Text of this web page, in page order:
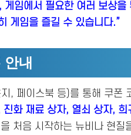
게임에서 필요한 여러 보상
게임을 즐길 수 있습니다.”
내
, 페이스북 등)를 통해 쿠폰
진화 재료 상자, 열쇠 상자,
처음 시작하는 뉴비나 현질